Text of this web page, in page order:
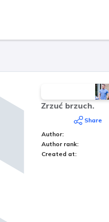
Zrzuć brzuch.
Share
Author:
Author rank:
Created at: